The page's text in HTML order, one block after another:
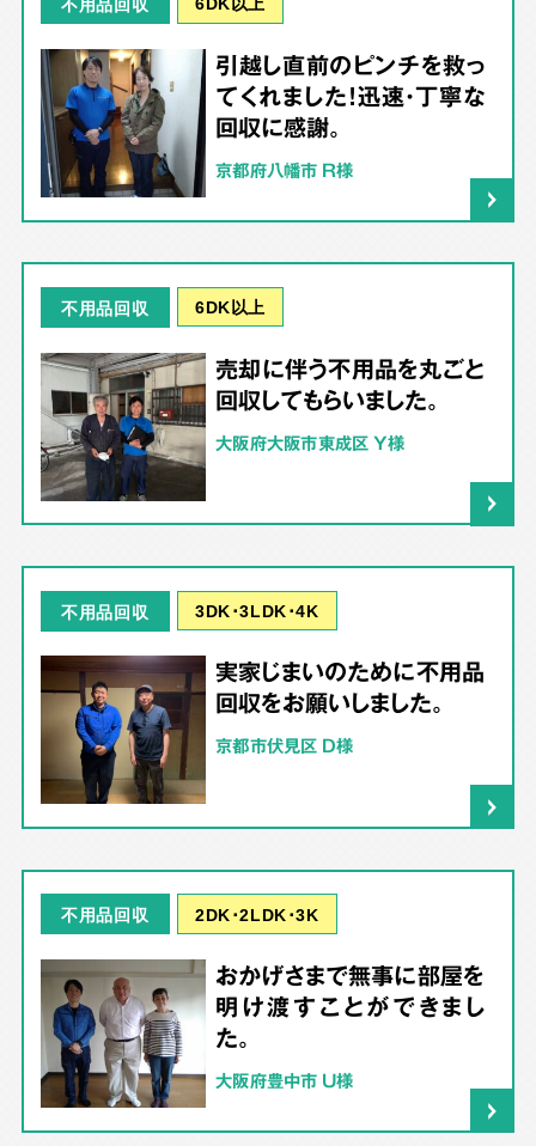
引越し直前のピンチを救っ
てくれました！迅速・丁寧な
回収に感謝。
京都府八幡市 R様
不用品回収 6DK以上
売却に伴う不用品を丸ごと
回収してもらいました。
大阪府大阪市東成区 Y様
不用品回収 3DK･3LDK･4K
実家じまいのために不用品
回収をお願いしました。
京都市伏見区 D様
不用品回収 2DK･2LDK･3K
おかげさまで無事に部屋を
明け渡すことができまし
た。
大阪府豊中市 U様